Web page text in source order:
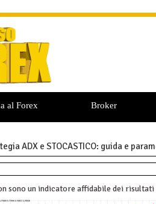
al Forex Broker
Opzioni Binarie
ADX e STOCASTICO: guida e
sono un indicatore affidabile dei